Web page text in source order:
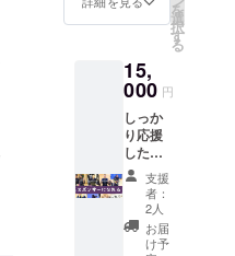
す。
※34以下
ズはご
用意し
ており
ませ
ん。
す。39
サイズ
望の方
は「2本
セット
｜あや
めＴ竹
刀39」
のリ
ターン
い「胴
張型の
です。
・39サ
イズで
す。
36〜38
サイズ
をご希
望の方
古会in
繋がり
ます。
※消費
税、送
料等を
含む金
額で
す。 ・
あやめ
Ｔの名
前「綾
を
選
択
す
る
15,
000 円
しっか
り応援
した
い！
【スポ
ンサー
になれ
るチ
支援
者：
2人
お届
け予